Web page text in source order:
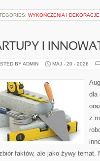
WYKOŃCZENIA I
I
BY ADMIN MAJ - 20 - 2026
dla
z
faktów, ale jako żywy temat.